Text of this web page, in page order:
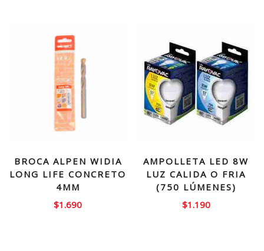
BROCA ALPEN WIDIA
LONG LIFE CONCRETO
4MM
$1.690
AMPOLLETA LED 8W
LUZ CALIDA O FRIA
(750 LÚMENES)
$1.190